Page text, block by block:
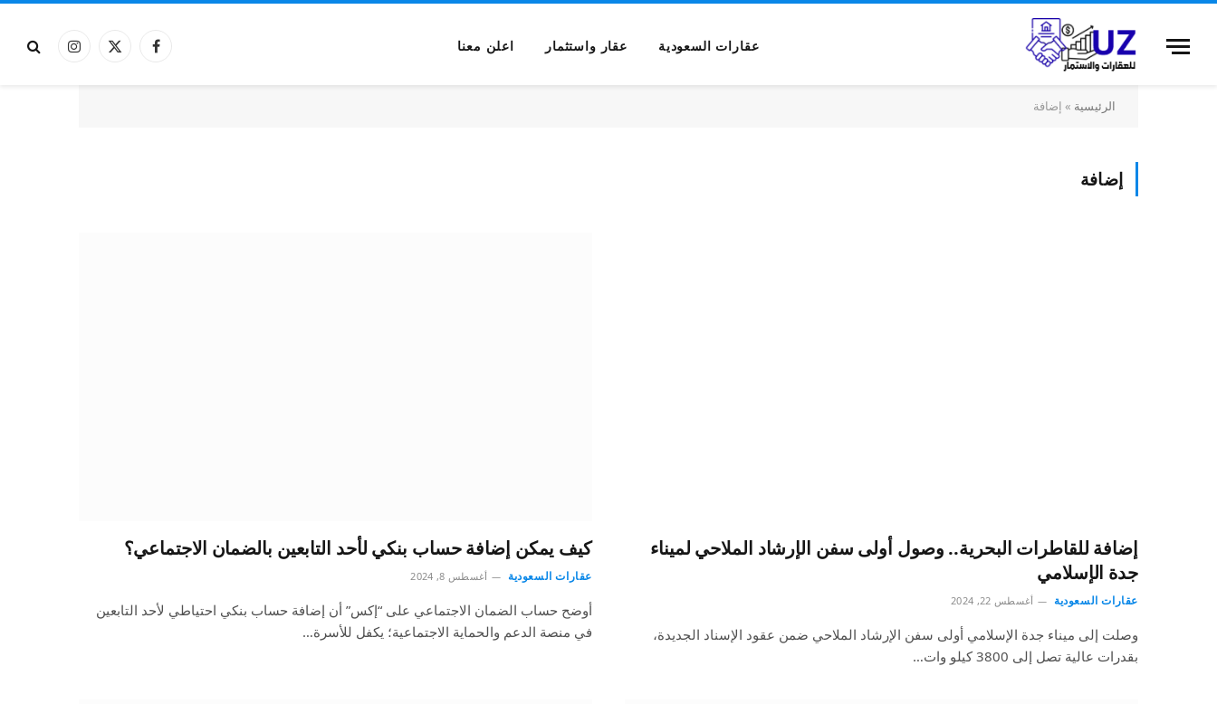
عقارات السعودية عقار واستثمار اعلن معنا فيسبوكX
الانستغرام
الرئيسية » إضافة
إضافة
إضافة للقاطرات البحرية.. وصول أولى سفن الإرشاد الملاحي لميناء
جدة الإسلامي
عقارات السعودية أغسطس 22, 2024
وصلت إلى ميناء جدة الإسلامي أولى سفن الإرشاد الملاحي ضمن عقود الإسناد الجديدة،
بقدرات عالية تصل إلى 3800 كيلو وات…
كيف يمكن إضافة حساب بنكي لأحد التابعين بالضمان الاجتماعي؟
عقارات السعودية أغسطس 8, 2024
أوضح حساب الضمان الاجتماعي على “إكس” أن إضافة حساب بنكي احتياطي لأحد التابعين
في منصة الدعم والحماية الاجتماعية؛ يكفل للأسرة…